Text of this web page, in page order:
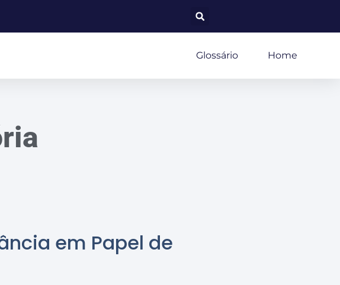
Glossário Home
em Papel de